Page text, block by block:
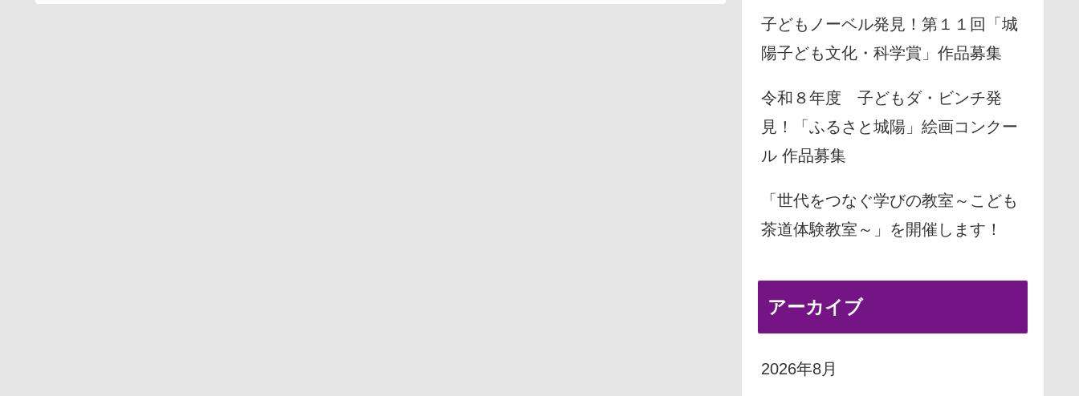
子どもノーベル発見！第１１回「城
陽子ども文化・科学賞」作品募集
令和８年度 子どもダ・ビンチ発
見！「ふるさと城陽」絵画コンクー
ル 作品募集
「世代をつなぐ学びの教室～こども
茶道体験教室～」を開催します！
アーカイブ
2026年8月